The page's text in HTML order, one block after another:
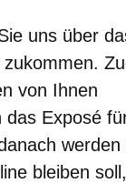
uns über
von Ihnen
das Exposé
werden
bleiben